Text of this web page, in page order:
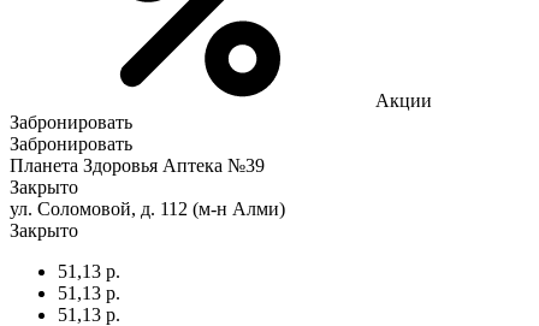
Акции
Забронировать
Забронировать
Планета Здоровья Аптека №39
Закрыто
ул. Соломовой, д. 112 (м-н Алми)
Закрыто
51,13 р.
51,13 р.
51,13 р.